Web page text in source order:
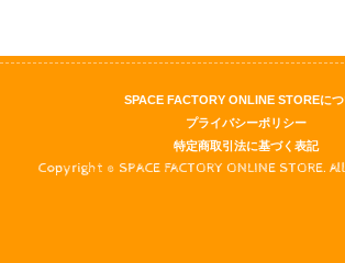
SPACE FACTORY ONLINE STOREに
プライバシーポリシー
特定商取引法に基づく表記
Copyright © SPACE FACTORY ONLINE STORE.